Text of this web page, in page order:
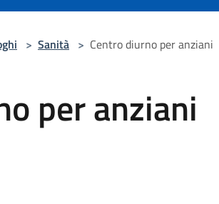
> Sanità > Centro diurno per anziani
per anziani